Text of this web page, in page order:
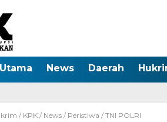
News Daerah
/ KPK / News / Peristiwa / TNI POLRI